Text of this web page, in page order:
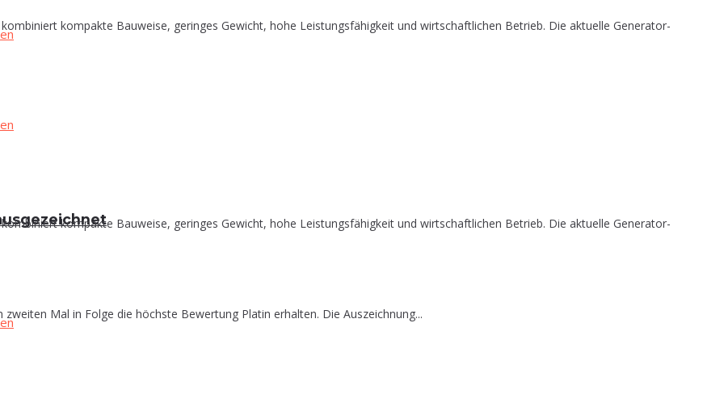
kompakte Bauweise, geringes Gewicht, hohe Leistungsfähigkeit und wirtschaftlichen Betrieb. Die aktuelle Generator-
Mal in Folge die höchste Bewertung Platin erhalten. Die Auszeichnung...
kompakte Bauweise, geringes Gewicht, hohe Leistungsfähigkeit und wirtschaftlichen Betrieb. Die aktuelle Generator-